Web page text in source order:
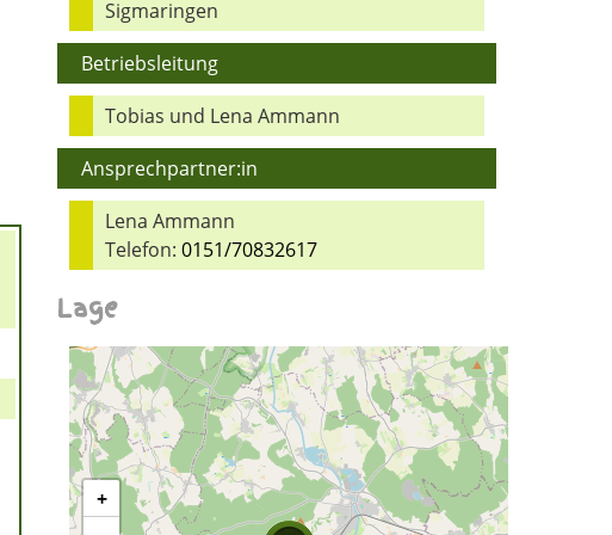
Sigmaringen
Betriebsleitung
Tobias und Lena Ammann
Ansprechpartner:in
Lena Ammann
Telefon:0151/70832617
Lage
+